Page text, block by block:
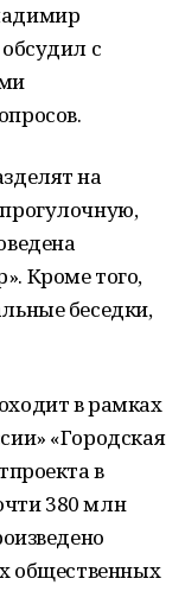
с
на
Кроме того,
беседки,
в рамках
«Городская
в
380 млн
общественных